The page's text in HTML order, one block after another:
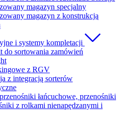
magazyn specjalny
magazyn z konstrukcją
i systemy kompletacji
do sortowania zamówień
z RGV
z integracją sorterów
łańcuchowe, przenośniki
z rolkami nienapędzanymi i